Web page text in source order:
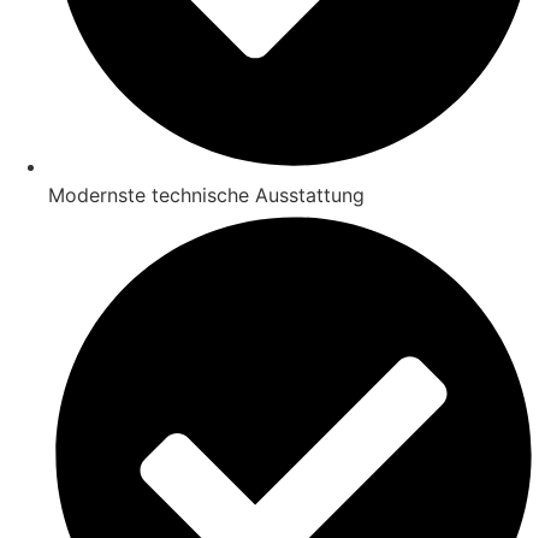
Modernste technische Ausstattung